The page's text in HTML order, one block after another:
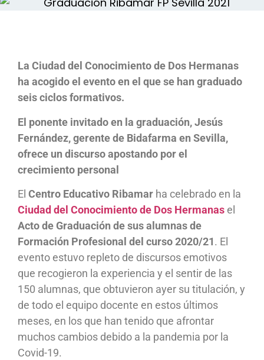
La Ciudad del Conocimiento de Dos Hermanas
ha acogido el evento en el que se han graduado
seis ciclos formativos.
El ponente invitado en la graduación, Jesús
Fernández, gerente de Bidafarma en Sevilla,
ofrece un discurso apostando por el
crecimiento personal
El Centro Educativo Ribamar ha celebrado en la
Ciudad del Conocimiento de Dos Hermanas el
Acto de Graduación de sus alumnas de
Formación Profesional del curso 2020/21. El
evento estuvo repleto de discursos emotivos
que recogieron la experiencia y el sentir de las
150 alumnas, que obtuvieron ayer su titulación, y
de todo el equipo docente en estos últimos
meses, en los que han tenido que afrontar
muchos cambios debido a la pandemia por la
Covid-19.